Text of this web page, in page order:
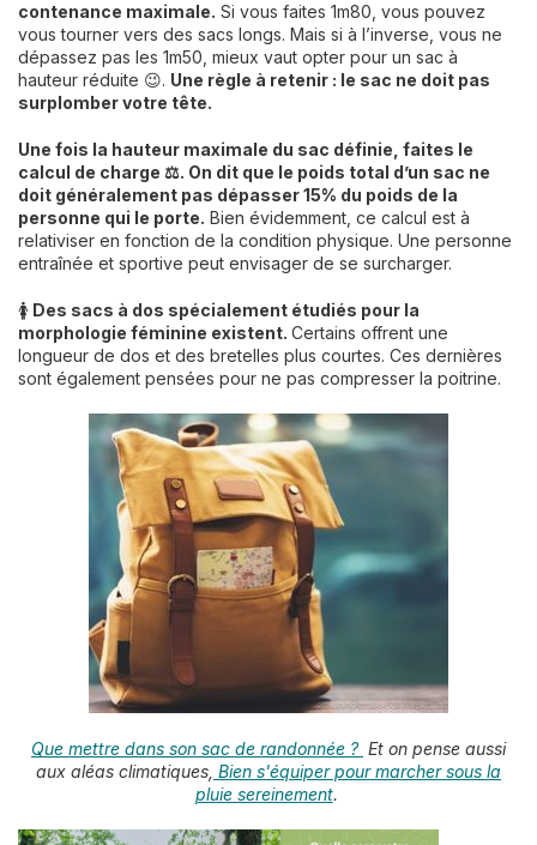
contenance maximale. Si vous faites 1m80, vous pouvez
vous tourner vers des sacs longs. Mais si à l’inverse, vous ne
dépassez pas les 1m50, mieux vaut opter pour un sac à
hauteur réduite 😉. Une règle à retenir : le sac ne doit pas
surplomber votre tête.
Une fois la hauteur maximale du sac définie, faites le
calcul de charge ⚖️. On dit que le poids total d’un sac ne
doit généralement pas dépasser 15% du poids de la
personne qui le porte. Bien évidemment, ce calcul est à
relativiser en fonction de la condition physique. Une personne
entraînée et sportive peut envisager de se surcharger.
🚺 Des sacs à dos spécialement étudiés pour la
morphologie féminine existent. Certains offrent une
longueur de dos et des bretelles plus courtes. Ces dernières
sont également pensées pour ne pas compresser la poitrine.
Que mettre dans son sac de randonnée ? Et on pense aussi
aux aléas climatiques, Bien s'équiper pour marcher sous la
pluie sereinement.